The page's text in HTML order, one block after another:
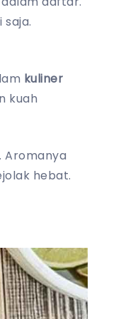
kuliner
kuah
Aromanya
hebat.